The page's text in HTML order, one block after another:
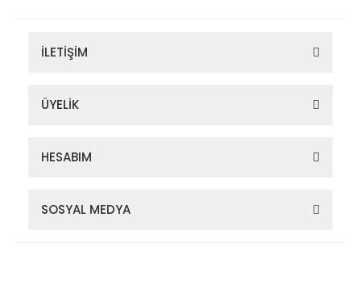
İLETİŞİM
ÜYELİK
HESABIM
SOSYAL MEDYA